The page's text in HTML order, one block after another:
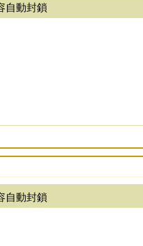
自動封鎖
自動封鎖